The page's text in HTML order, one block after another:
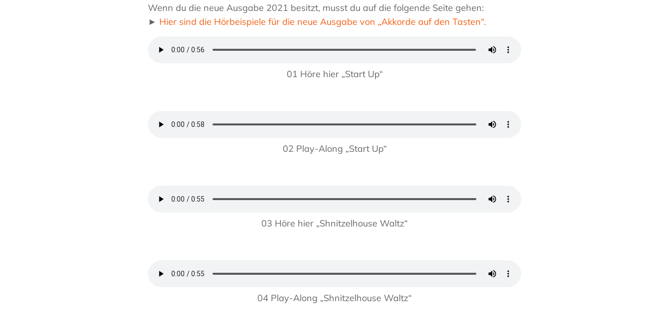
Wenn du die neue Ausgabe 2021 besitzt, musst du auf die folgende Seite gehen:
► Hier sind die Hörbeispiele für die neue Ausgabe von „Akkorde auf den Tasten“.
01 Höre hier „Start Up“
02 Play-Along „Start Up“
03 Höre hier „Shnitzelhouse Waltz“
04 Play-Along „Shnitzelhouse Waltz“